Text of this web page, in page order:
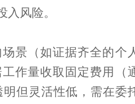
风险。
景（如证据齐全的个
作量收取固定费用（
但灵活性低，需在委